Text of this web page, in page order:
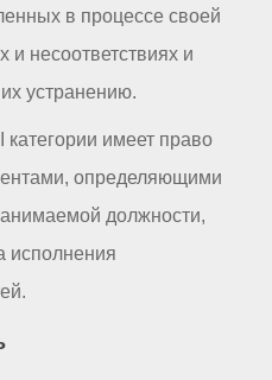
в процессе своей
и несоответствиях и
устранению.
категории имеет право
определяющими
должности,
исполнения